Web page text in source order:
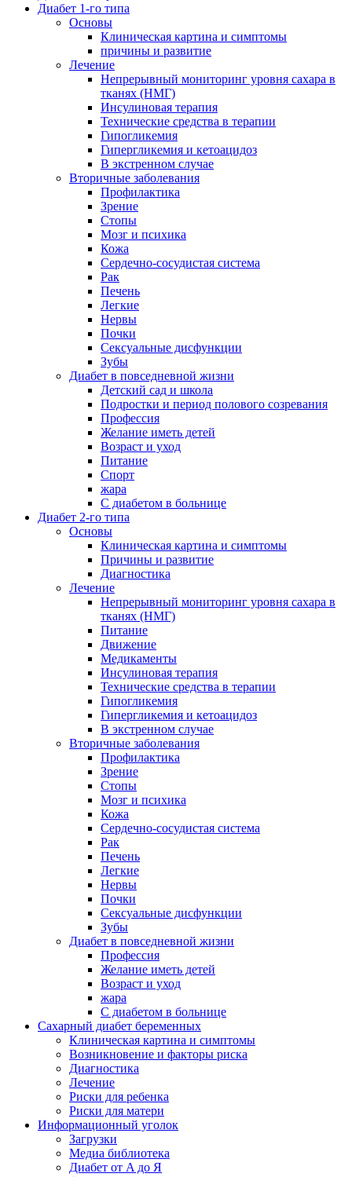
Диабет 1-го типа
Основы
Клиническая картина и симптомы
причины и развитие
Лечение
Непрерывный мониторинг уровня сахара в
тканях (НМГ)
Инсулиновая терапия
Технические средства в терапии
Гипогликемия
Гипергликемия и кетоацидоз
В экстренном случае
Вторичные заболевания
Профилактика
Зрение
Стопы
Мозг и психика
Кожа
Сердечно-сосудистая система
Рак
Печень
Легкие
Нервы
Почки
Сексуальные дисфункции
Зубы
Диабет в повседневной жизни
Детский сад и школа
Подростки и период полового созревания
Профессия
Желание иметь детей
Возраст и уход
Питание
Спорт
жара
С диабетом в больнице
Диабет 2-го типа
Основы
Клиническая картина и симптомы
Причины и развитие
Диагностика
Лечение
Непрерывный мониторинг уровня сахара в
тканях (НМГ)
Питание
Движение
Медикаменты
Инсулиновая терапия
Технические средства в терапии
Гипогликемия
Гипергликемия и кетоацидоз
В экстренном случае
Вторичные заболевания
Профилактика
Зрение
Стопы
Мозг и психика
Кожа
Сердечно-сосудистая система
Рак
Печень
Легкие
Нервы
Почки
Сексуальные дисфункции
Зубы
Диабет в повседневной жизни
Профессия
Желание иметь детей
Возраст и уход
жара
С диабетом в больнице
Сахарный диабет беременных
Клиническая картина и симптомы
Возникновение и факторы риска
Диагностика
Лечение
Риски для ребенка
Риски для матери
Информационный уголок
Загрузки
Медиа библиотека
Диабет от A до Я